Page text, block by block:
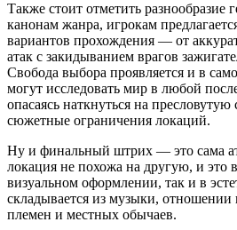
Также стоит отметить разнообразие
канонам жанра, игрокам
вариантов прохождения — от
атак с закидыванием врагов
Свобода выбора проявляется и в
могут исследовать мир в любой
опасаясь наткнуться на
сюжетные ограничения локаций.
Ну и финальный штрих — это сама
локация не похожа на другую, и это
визуальном оформлении, так и в
складывается из музыки, отношении
племен и местных обычаев.